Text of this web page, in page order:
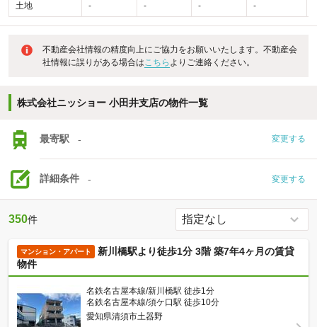
土地 - - - -
不動産会社情報の精度向上にご協力をお願いいたします。不動産会
社情報に誤りがある場合はこちら よりご連絡ください。
株式会社ニッショー 小田井支店の物件一覧
最寄駅 - 変更する
詳細条件 - 変更する
350件
マンション・アパート
新川橋駅より徒歩1分 3階 築7年4ヶ月の賃貸
物件
名鉄名古屋本線/新川橋駅 徒歩1分
名鉄名古屋本線/須ケ口駅 徒歩10分
愛知県清須市土器野